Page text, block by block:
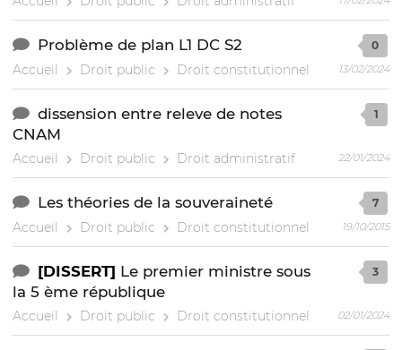
Problème de plan L1 DC S2
Accueil Droit public Droit constitutionnel
0
13/02/2024
dissension entre releve de notes
CNAM
Accueil Droit public Droit administratif
1
22/01/2024
Les théories de la souveraineté
Accueil Droit public Droit constitutionnel
7
19/10/2015
[DISSERT] Le premier ministre sous
la 5 ème république
Accueil Droit public Droit constitutionnel
3
02/01/2024